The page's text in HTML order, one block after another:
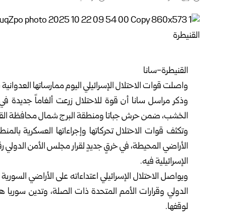
القنيطرة-سانا
واصلت قوات الاحتلال الإسرائيلي اليوم ممارساتها
وذكر مراسل سانا أن قوة للاحتلال زرعت ألغاماً جديدة
الخشب، ضمن حرش جباتا ومنطقة البرج شمال محافظة
وتكثف قوات الاحتلال تحركاتها وإجراءاتها العسكرية
الإسرائيلية فيه.
الدولي وقرارات الأمم المتحدة ذات الصلة، وتدين
لوقفها.